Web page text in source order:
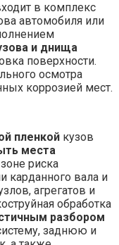
в комплекс
автомобиля или
и днища
поверхности.
осмотра
коррозией мест.
пленкой кузов
места
риска
карданного вала и
агрегатов и
обработка
разбором
заднюю и